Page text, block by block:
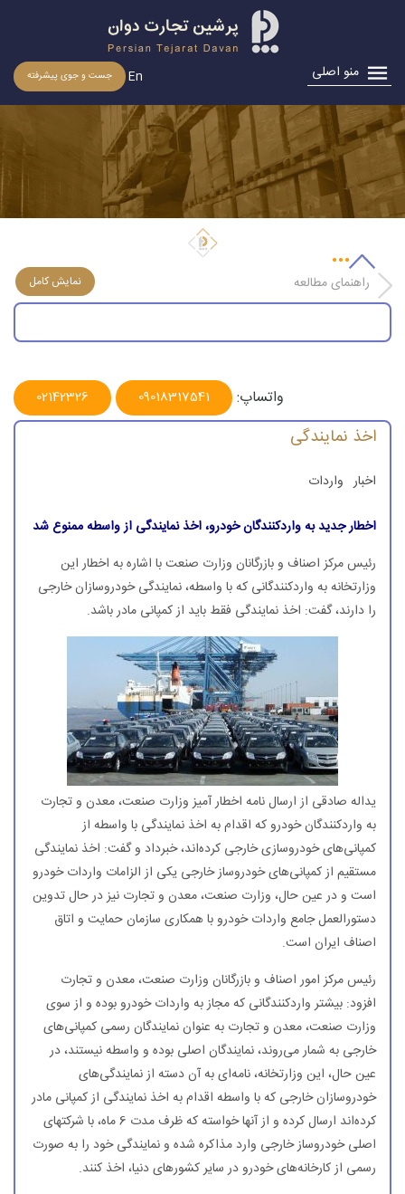
منو اصلی جست و جوی پیشرفته En
اخذ نمایندگی
راهنمای مطالعه
واتساپ: 09018317541
02142326
اخذ نمایندگی
اخبار واردات
اخطار جدید به واردكنندگان خودرو، اخذ نمایندگی از واسطه‌ ممنوع شد
رئیس مركز اصناف و بازرگانان وزارت صنعت با اشاره به اخطار این
وزارتخانه به واردكنندگانی كه با واسطه، نمایندگی خودروسازان خارجی
را دارند، گفت: اخذ نمایندگی فقط باید از كمپانی مادر باشد.
یداله صادقی از ارسال نامه اخطار آمیز وزارت صنعت، معدن و تجارت
به واردكنندگان خودرو كه اقدام به اخذ نمایندگی با واسطه از
كمپانی‌های خودروسازی خارجی كرده‌اند، خبرداد و گفت: اخذ نمایندگی
مستقیم از كمپانی‌های خودروساز خارجی یكی از الزامات واردات خودرو
است و در عین حال، وزارت صنعت، معدن و تجارت نیز در حال تدوین
دستورالعمل جامع واردات خودرو با همكاری سازمان حمایت و اتاق
اصناف ایران است.
رئیس مركز امور اصناف و بازرگانان وزارت صنعت، معدن و تجارت
افزود: بیشتر واردكنندگانی كه مجاز به واردات خودرو بوده و از سوی
وزارت صنعت، معدن و تجارت به عنوان نمایندگان رسمی كمپانی‌های
خارجی به شمار می‌روند، نمایندگان اصلی بوده و واسطه نیستند، در
عین حال، این وزارتخانه، نامه‌ای به آن دسته از نمایندگی‌های
خودروسازان خارجی كه با واسطه اقدام به اخذ نمایندگی از كمپانی مادر
كرده‌اند ارسال كرده و از آنها خواسته كه ظرف مدت 6 ماه، با شركتهای
اصلی خودروساز خارجی وارد مذاكره شده و نمایندگی خود را به صورت
رسمی از كارخانه‌های خودرو در سایر كشورهای دنیا، اخذ كنند.